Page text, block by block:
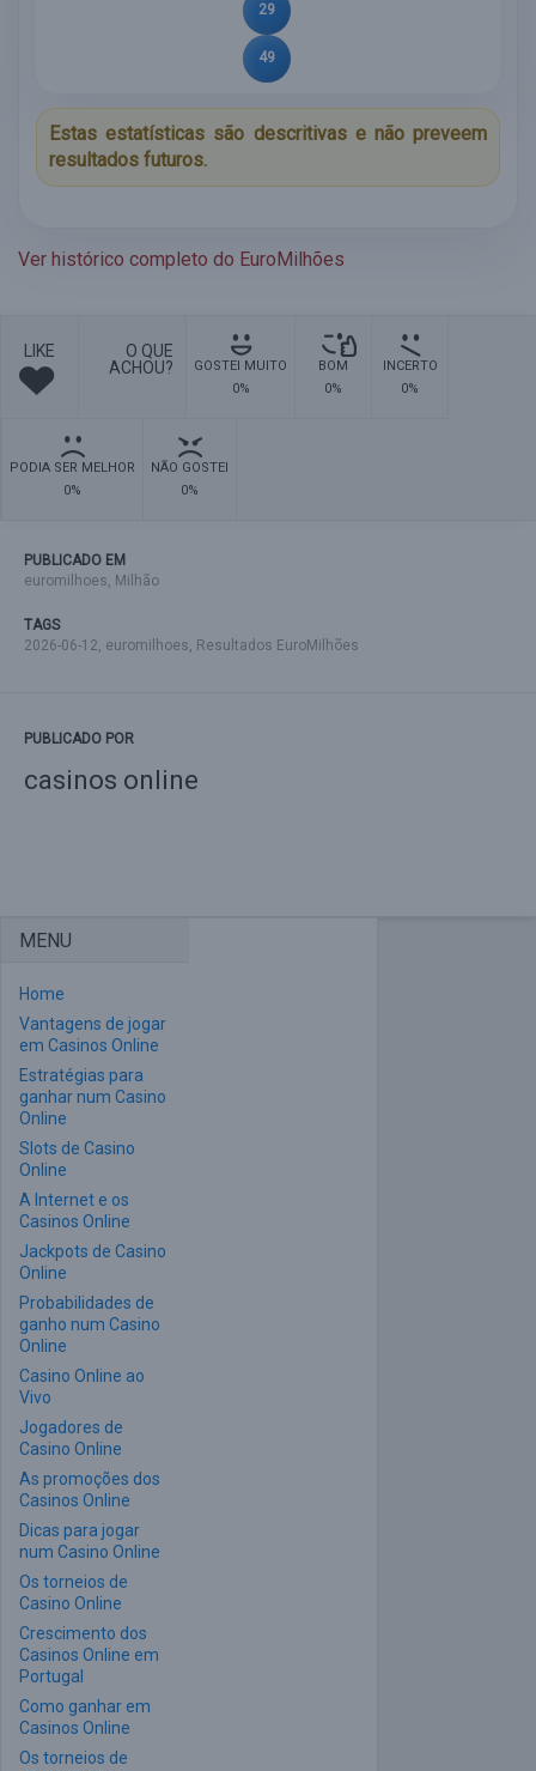
29
49
Estas estatísticas são descritivas e não preveem
resultados futuros.
Ver histórico completo do EuroMilhões
LIKE
O QUE
ACHOU?
GOSTEI MUITO
0%
BOM
0%
INCERTO
0%
PODIA SER MELHOR
0%
NÃO GOSTEI
0%
PUBLICADO EM
euromilhoes, Milhão
TAGS
2026-06-12, euromilhoes, Resultados EuroMilhões
PUBLICADO POR
casinos online
MENU
Home
Vantagens de jogar
em Casinos Online
Estratégias para
ganhar num Casino
Online
Slots de Casino
Online
A Internet e os
Casinos Online
Jackpots de Casino
Online
Probabilidades de
ganho num Casino
Online
Casino Online ao
Vivo
Jogadores de
Casino Online
As promoções dos
Casinos Online
Dicas para jogar
num Casino Online
Os torneios de
Casino Online
Crescimento dos
Casinos Online em
Portugal
Como ganhar em
Casinos Online
Os torneios de